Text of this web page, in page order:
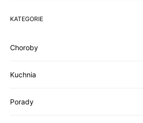
KATEGORIE
Choroby
Kuchnia
Porady